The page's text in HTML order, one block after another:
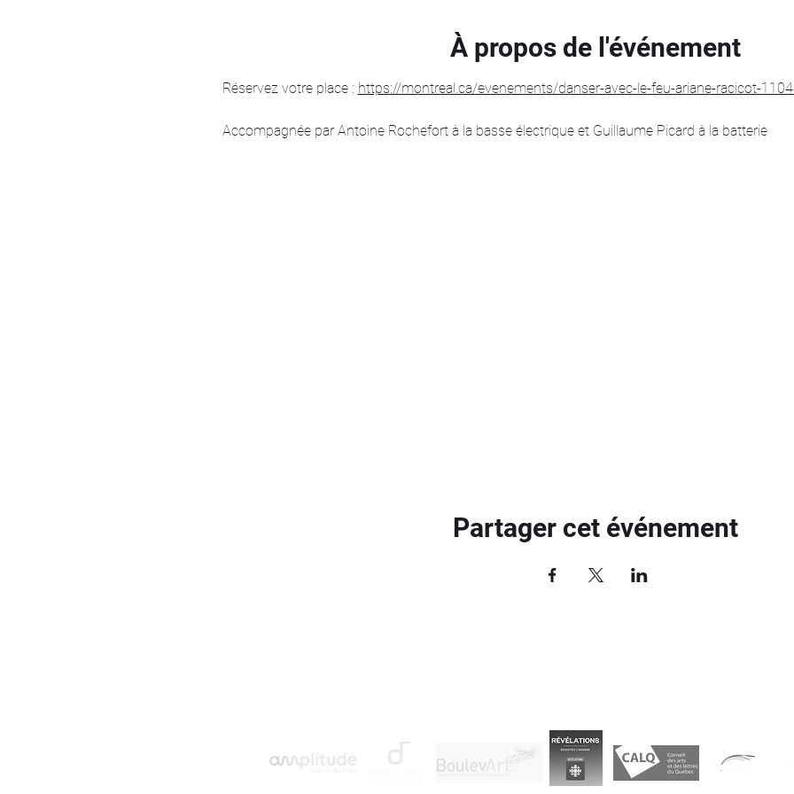
À propos de l'événement
Réservez votre place : https://montreal.ca/evenements/danser-avec-le-feu-ariane-racicot-
Accompagnée par Antoine Rochefort à la basse électrique et Guillaume Picard à la batterie
Partager cet événement